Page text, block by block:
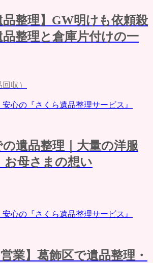
品整理】GW明けも依頼殺
整理と倉庫片付けの一
収）
心の『さくら遺品整理サービス』
遺品整理｜大量の洋服
お母さまの想い
心の『さくら遺品整理サービス』
業】葛飾区で遺品整理・